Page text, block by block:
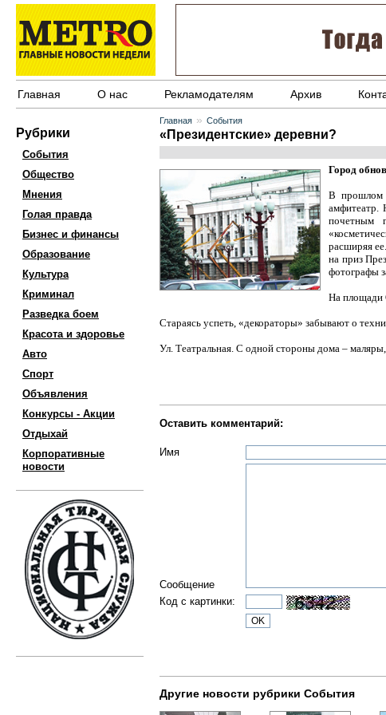
Главная О нас Рекламодателям Архив
Рубрики
События
Общество
Мнения
Голая правда
Бизнес и финансы
Образование
Культура
Криминал
Разведка боем
Красота и здоровье
Авто
Спорт
Объявления
Конкурсы - Акции
Отдыхай
Корпоративные
новости
Главная » События
«Президентские» деревни?
Город
В прошлом
амфитеатр.
почетным
расширяя
на приз
фотографы
На площади
Стараясь успеть, «декораторы» забывают о
Ул. Театральная. С одной стороны дома –
Оставить комментарий:
Имя
Сообщение
Код с картинки:
Другие новости рубрики События